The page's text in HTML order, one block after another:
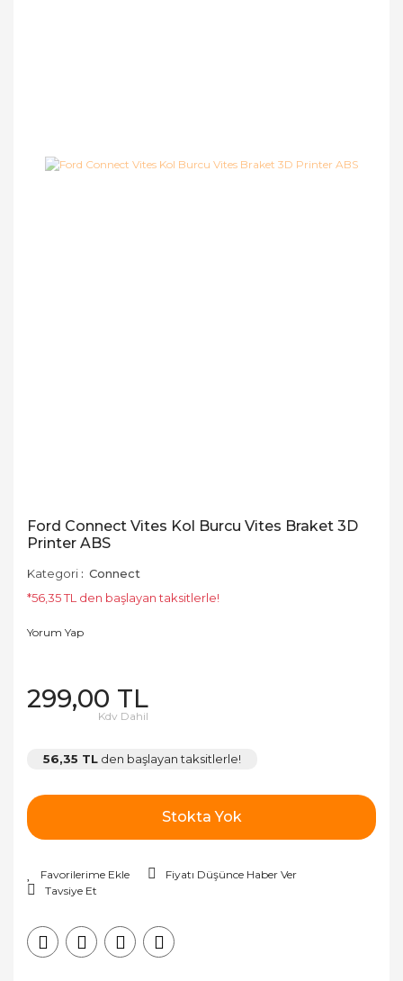
Ford Connect Vites Kol Burcu Vites Braket 3D
Printer ABS
Kategori
Connect
*56,35 TL den başlayan taksitlerle!
Yorum Yap
299,00 TL
Kdv Dahil
56,35 TL den başlayan taksitlerle!
Stokta Yok
Fiyatı Düşünce Haber Ver
Tavsiye Et